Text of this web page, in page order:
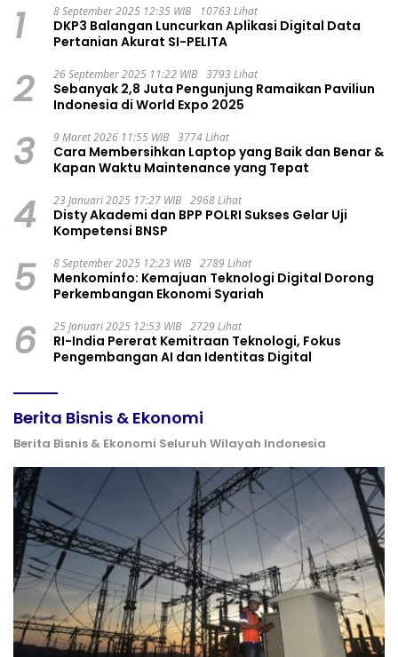
1 8 September 2025 12:35 WIB 10763 Lihat
DKP3 Balangan Luncurkan Aplikasi Digital Data
Pertanian Akurat SI-PELITA
2 26 September 2025 11:22 WIB 3793 Lihat
Sebanyak 2,8 Juta Pengunjung Ramaikan Paviliun
Indonesia di World Expo 2025
3 9 Maret 2026 11:55 WIB 3774 Lihat
Cara Membersihkan Laptop yang Baik dan Benar &
Kapan Waktu Maintenance yang Tepat
4 23 Januari 2025 17:27 WIB 2968 Lihat
Disty Akademi dan BPP POLRI Sukses Gelar Uji
Kompetensi BNSP
5 8 September 2025 12:23 WIB 2789 Lihat
Menkominfo: Kemajuan Teknologi Digital Dorong
Perkembangan Ekonomi Syariah
6 25 Januari 2025 12:53 WIB 2729 Lihat
RI-India Pererat Kemitraan Teknologi, Fokus
Pengembangan AI dan Identitas Digital
Berita Bisnis & Ekonomi
Berita Bisnis & Ekonomi Seluruh Wilayah Indonesia